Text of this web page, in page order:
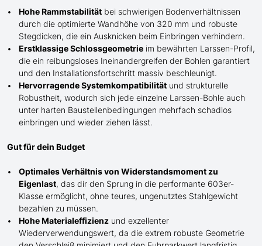
Hohe Rammstabilität bei schwierigen Bodenverhältnissen
durch die optimierte Wandhöhe von 320 mm und robuste
Stegdicken, die ein Ausknicken beim Einbringen verhindern.
Erstklassige Schlossgeometrie im bewährten Larssen-Profil,
die ein reibungsloses Ineinandergreifen der Bohlen garantiert
und den Installationsfortschritt massiv beschleunigt.
Hervorragende Systemkompatibilität und strukturelle
Robustheit, wodurch sich jede einzelne Larssen-Bohle auch
unter harten Baustellenbedingungen mehrfach schadlos
einbringen und wieder ziehen lässt.
Gut für dein Budget
Optimales Verhältnis von Widerstandsmoment zu
Eigenlast, das dir den Sprung in die performante 603er-
Klasse ermöglicht, ohne teures, ungenutztes Stahlgewicht
bezahlen zu müssen.
Hohe Materialeffizienz und exzellenter
Wiederverwendungswert, da die extrem robuste Geometrie